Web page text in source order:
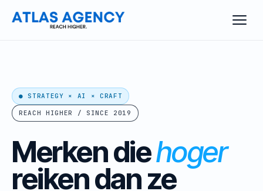
● STRATEGY × AI × CRAFT
REACH HIGHER / SINCE 2019
Merken diehoger
reikendan ze